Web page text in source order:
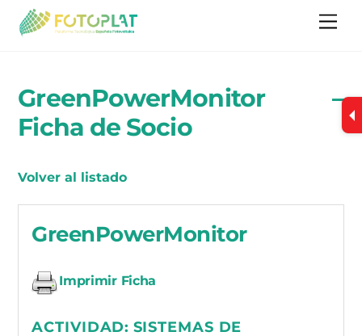
Skip
GreenPowerMonitor –
Ficha de Socio
Volver al listado
GreenPowerMonitor
Imprimir Ficha
ACTIVIDAD: SISTEMAS DE